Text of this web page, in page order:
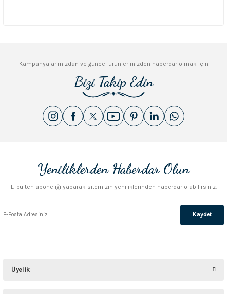
Kampanyalarımızdan ve güncel ürünlerimizden haberdar olmak için
Bizi Takip Edin
Yeniliklerden Haberdar Olun
E-bülten aboneliği yaparak sitemizin yeniliklerinden haberdar olabilirsiniz.
Kaydet
Üyelik